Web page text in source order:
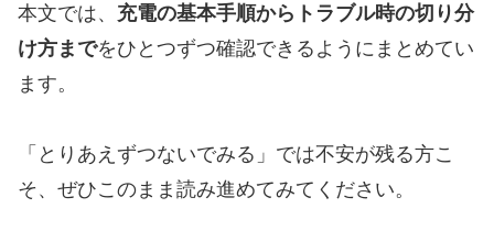
本文では、 充電の基本手順からトラブル時の切り分
け方までをひとつずつ確認できるようにまとめてい
ます。
「とりあえずつないでみる」では不安が残る方こ
そ、ぜひこのまま読み進めてみてください。